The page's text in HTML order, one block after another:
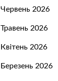
Червень 2026
Травень 2026
Квітень 2026
Березень 2026